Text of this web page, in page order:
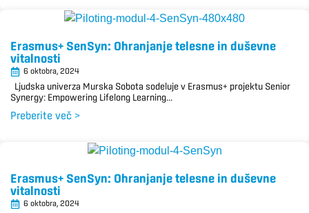
Erasmus+ SenSyn: Ohranjanje telesne in duševne
vitalnosti
6 oktobra, 2024
Ljudska univerza Murska Sobota sodeluje v Erasmus+ projektu Senior
Synergy: Empowering Lifelong Learning...
Preberite več >
Erasmus+ SenSyn: Ohranjanje telesne in duševne
vitalnosti
6 oktobra, 2024